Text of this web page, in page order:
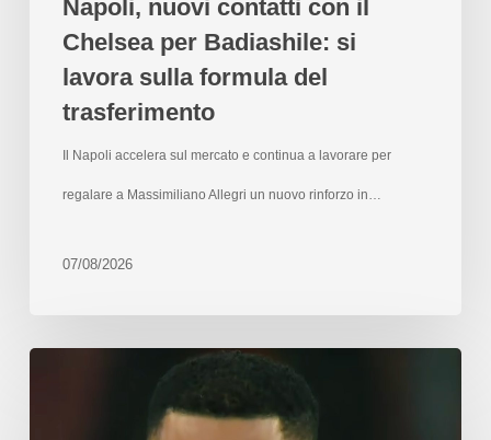
Napoli, nuovi contatti con il
Chelsea per Badiashile: si
lavora sulla formula del
trasferimento
Il Napoli accelera sul mercato e continua a lavorare per
regalare a Massimiliano Allegri un nuovo rinforzo in…
07/08/2026